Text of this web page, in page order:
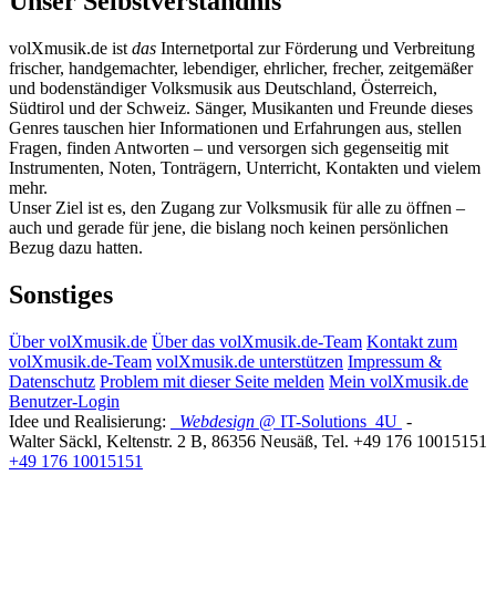
volXmusik.de ist das Internetportal zur Förderung und Verbreitung
frischer, handgemachter, lebendiger, ehrlicher, frecher, zeitgemäßer
und bodenständiger Volksmusik aus Deutschland, Österreich,
Südtirol und der Schweiz. Sänger, Musikanten und Freunde dieses
Genres tauschen hier Informationen und Erfahrungen aus, stellen
Fragen, finden Antworten – und versorgen sich gegenseitig mit
Instrumenten, Noten, Tonträgern, Unterricht, Kontakten und vielem
mehr.
Unser Ziel ist es, den Zugang zur Volksmusik für alle zu öffnen –
auch und gerade für jene, die bislang noch keinen persönlichen
Bezug dazu hatten.
Sonstiges
Über volXmusik.de Über das volXmusik.de-Team Kontakt zum
volXmusik.de-Team volXmusik.de unterstützen Impressum &
Datenschutz Problem mit dieser Seite melden Mein volXmusik.de
Benutzer-Login
Idee und Realisierung:
Webdesign @ IT-Solutions 4U -
Walter Säckl, Keltenstr. 2 B, 86356 Neusäß, Tel. +49 176 10015151
+49 176 10015151